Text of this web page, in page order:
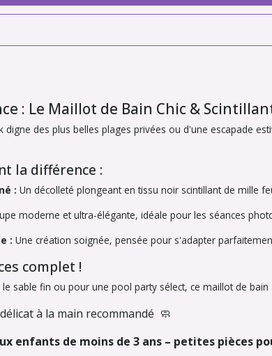
: Le Maillot de Bain Chic &
des plus belles plages privées ou d'une escapade
la différence :
: Un décolleté plongeant en tissu noir scintillant de mille
moderne et ultra-élégante, idéale pour les séances
: Une création soignée, pensée pour s'adapter
complet !
sable fin ou pour une pool party sélect, ce maillot de
à la main recommandé 🧼
enfants de moins de 3 ans – petites pièces